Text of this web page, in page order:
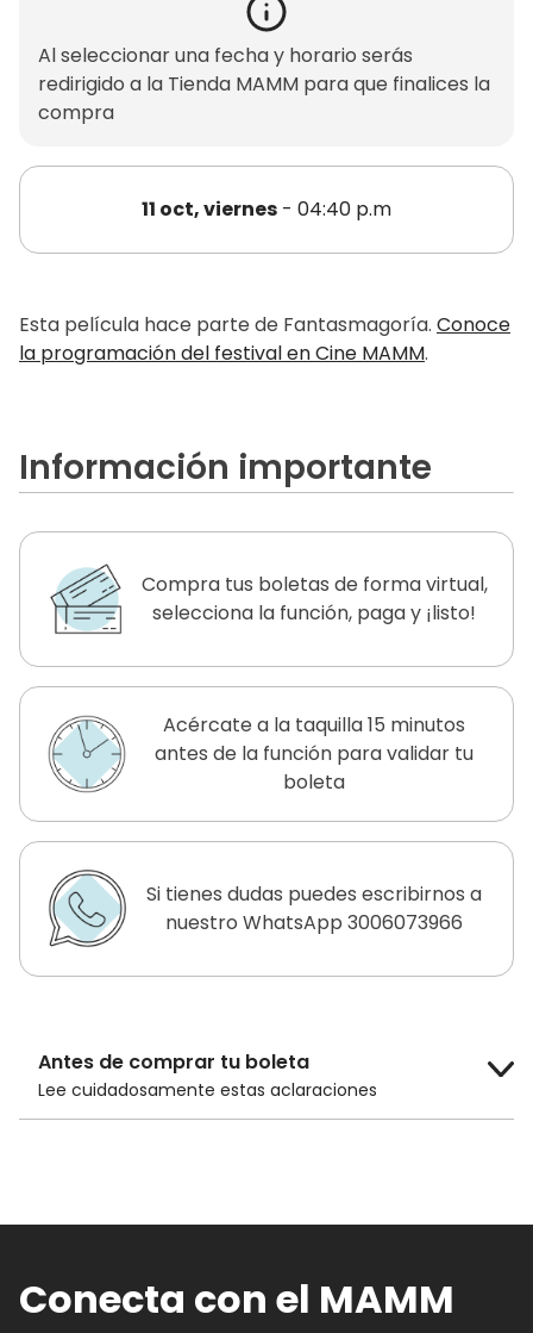
Al seleccionar una fecha y horario serás
redirigido a la Tienda MAMM para que finalices la
compra
11 oct, viernes - 04:40 p.m
Esta película hace parte de Fantasmagoría. Conoce
la programación del festival en Cine MAMM.
Información importante
Compra tus boletas de forma virtual,
selecciona la función, paga y ¡listo!
Acércate a la taquilla 15 minutos
antes de la función para validar tu
boleta
Si tienes dudas puedes escribirnos a
nuestro WhatsApp 3006073966
Antes de comprar tu boleta
Lee cuidadosamente estas aclaraciones
menores de 12 años y estudiantes con
Los descuentos en las boletas solo son
Conecta con el MAMM